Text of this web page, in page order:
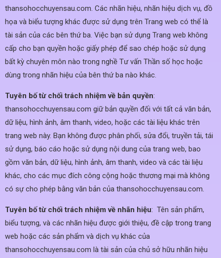
thansohocchuyensau.com. Các nhãn hiệu, nhãn hiệu dịch vụ, đồ
họa và biểu tượng khác được sử dụng trên Trang web có thể là
tài sản của các bên thứ ba. Việc bạn sử dụng Trang web không
cấp cho bạn quyền hoặc giấy phép để sao chép hoặc sử dụng
bất kỳ chuyên môn nào trong nghề Tư vấn Thần số học hoặc
dùng trong nhãn hiệu của bên thứ ba nào khác.
Tuyên bố từ chối trách nhiệm về bản quyền:
thansohocchuyensau.com giữ bản quyền đối với tất cả văn bản,
dữ liệu, hình ảnh, âm thanh, video, hoặc các tài liệu khác trên
trang web này. Bạn không được phân phối, sửa đổi, truyền tải, tái
sử dụng, báo cáo hoặc sử dụng nội dung của trang web, bao
gồm văn bản, dữ liệu, hình ảnh, âm thanh, video và các tài liệu
khác, cho các mục đích công cộng hoặc thương mại mà không
có sự cho phép bằng văn bản của thansohocchuyensau.com.
Tuyên bố từ chối trách nhiệm về nhãn hiệu: Tên sản phẩm,
biểu tượng, và các nhãn hiệu được giới thiệu, đề cập trong trang
web hoặc các sản phẩm và dịch vụ khác của
thansohocchuyensau.com là tài sản của chủ sở hữu nhãn hiệu